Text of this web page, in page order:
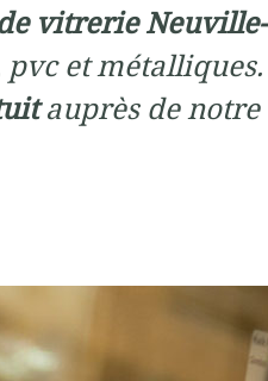
vitrerie Neuville-
et métalliques.
auprès de notre